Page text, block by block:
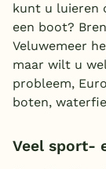
kunt u luieren
een boot?
Veluwemeer
maar wilt u
probleem,
boten,
Veel sport-